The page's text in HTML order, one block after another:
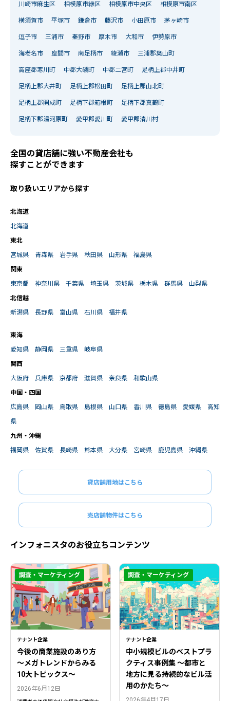
川崎市麻生区 相模原市緑区 相模原市中央区 相模原市南区
横須賀市 平塚市 鎌倉市 藤沢市 小田原市 茅ヶ崎市
逗子市 三浦市 秦野市 厚木市 大和市 伊勢原市
海老名市 座間市 南足柄市 綾瀬市 三浦郡葉山町
高座郡寒川町 中郡大磯町 中郡二宮町 足柄上郡中井町
足柄上郡大井町 足柄上郡松田町 足柄上郡山北町
足柄上郡開成町 足柄下郡箱根町 足柄下郡真鶴町
足柄下郡湯河原町 愛甲郡愛川町 愛甲郡清川村
全国の貸店舗に強い不動産会社も
探すことができます
取り扱いエリアから探す
北海道
北海道
東北
宮城県
青森県 岩手県 秋田県 山形県
福島県
関東
東京都
神奈川県 千葉県 埼玉県 茨城県 栃木県 群馬県
山梨県
北信越
新潟県
長野県 富山県 石川県 福井県
東海
愛知県
静岡県 三重県
岐阜県
関西
大阪府
兵庫県 京都府 滋賀県 奈良県
和歌山県
中国・四国
広島県
岡山県 鳥取県 島根県 山口県 香川県 徳島県 愛媛県
高知
県
九州・沖縄
福岡県
佐賀県 長崎県 熊本県 大分県 宮崎県 鹿児島県 沖縄県
貸店舗用地はこちら
売店舗物件はこちら
インフォニスタのお役立ちコンテンツ
テナント企業
今後の商業施設のあり方
〜メガトレンドからみる
10大トピックス〜
2026年6月12日
調査・マーケティング
テナント企業
中小規模ビルのベストプラ
クティス事例集 ～都市と
地方に見る持続的なビル活
用のかたち～
調査・マーケティング